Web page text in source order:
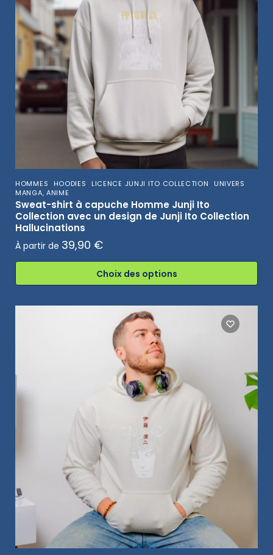
HOMMES, HOODIES, LICENCE JUNJI ITO COLLECTION, UNIVERS
MANGA, ANIME
Sweat-shirt à capuche Homme Junji Ito
Collection avec un design de Junji Ito Collection
Hallucinations
À partir de 39,90 €
Choix des options